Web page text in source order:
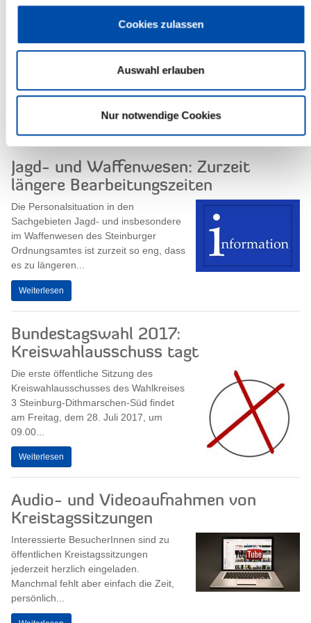
Cookies zulassen
Auswahl erlauben
Nur notwendige Cookies
Familie, Gesundheit und Gleichstellung
Der Ausschuss für Soziales, Familie,
Gesundheit und Gleichstellung des
Steinburger Kreistages tagt am
Uhr....
Jagd- und Waffenwesen: Zurzeit
längere Bearbeitungszeiten
Die Personalsituation in den
Sachgebieten Jagd- und insbesondere
im Waffenwesen des Steinburger
Ordnungsamtes ist zurzeit so eng, dass
es zu längeren...
Weiterlesen
Bundestagswahl 2017:
Kreiswahlausschuss tagt
Die erste öffentliche Sitzung des
Kreiswahlausschusses des Wahlkreises
3 Steinburg-Dithmarschen-Süd findet
am Freitag, dem 28. Juli 2017, um
09.00...
Weiterlesen
Audio- und Videoaufnahmen von
Kreistagssitzungen
Interessierte BesucherInnen sind zu
öffentlichen Kreistagssitzungen
jederzeit herzlich eingeladen.
Manchmal fehlt aber einfach die Zeit,
persönlich...